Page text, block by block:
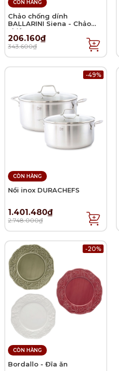
CÒN HÀNG
Chảo chống dính
BALLARINI Siena - Chảo
chiên
206.160₫
343.600₫
-49%
CÒN HÀNG
Nồi inox DURACHEFS
1.401.480₫
2.748.000₫
-20%
CÒN HÀNG
Bordallo - Đĩa ăn